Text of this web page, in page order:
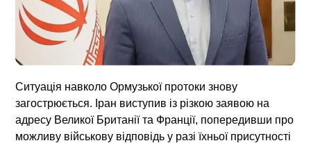
Ситуація навколо Ормузької протоки знову
загострюється. Іран виступив із різкою заявою на
адресу Великої Британії та Франції, попередивши про
можливу військову відповідь у разі їхньої присутності